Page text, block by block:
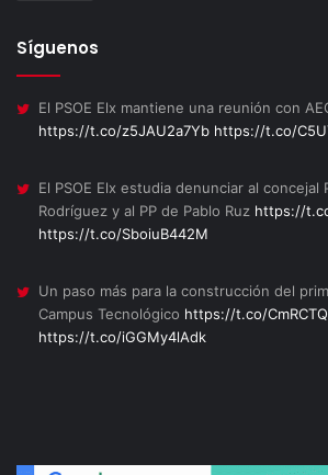
Síguenos
El PSOE Elx mantiene una reunión con
https://t.co/z5JAU2a7Yb https://t.co/
El PSOE Elx estudia denunciar al concejal
Rodríguez y al PP de Pablo Ruz https://
https://t.co/SboiuB442M
Un paso más para la construcción del
Campus Tecnológico https://t.co/
https://t.co/iGGMy4lAdk